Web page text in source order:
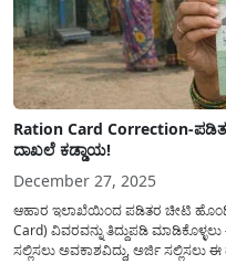
Ration Card Correction-
ದಾಖಲೆ ಕಡ್ಡಾಯ!
December 27, 2025
ಆಹಾರ ಇಲಾಖೆಯಿಂದ ಪಡಿತರ ಚೀಟಿ
Card) ವಿವರವನ್ನು ತಿದ್ದುಪಡಿ
ಸಲ್ಲಿಸಲು ಅವಕಾಶವಿದ್ದು, ಅರ್ಜಿ ಸಲ್ಲಿಸಲು ಈ